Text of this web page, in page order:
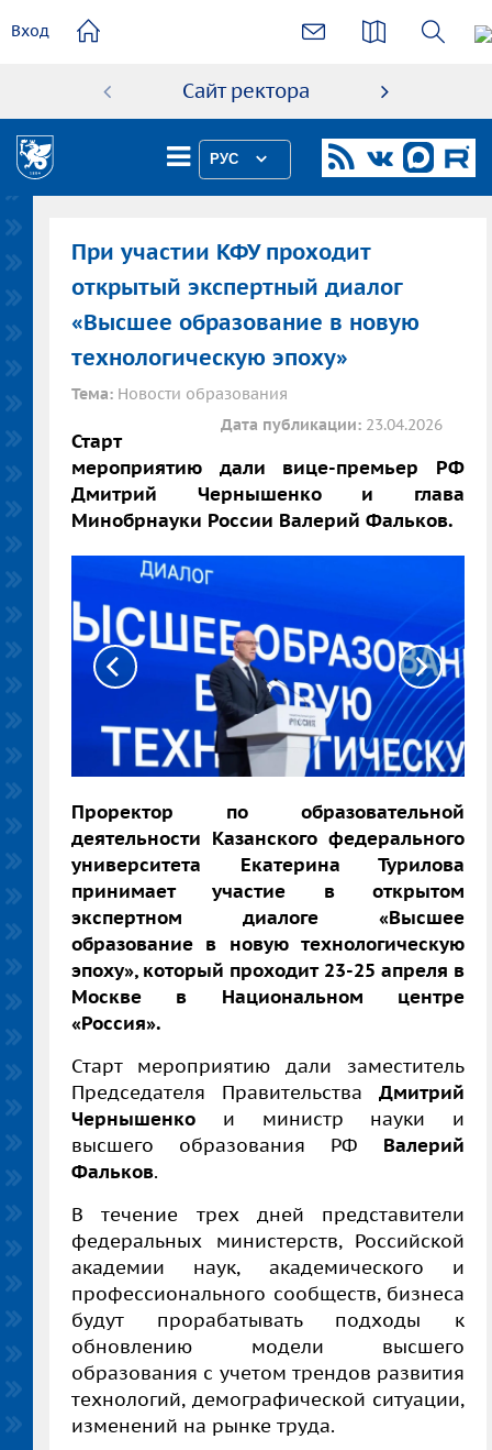
содержанию
Вход
Сайт ректора
РУС
При участии КФУ проходит
открытый экспертный диалог
«Высшее образование в новую
технологическую эпоху»
Тема: Новости образования
Дата публикации: 23.04.2026
Старт
мероприятию дали вице-премьер РФ
Дмитрий Чернышенко и глава
Минобрнауки России Валерий Фальков.
Проректор по образовательной
деятельности Казанского федерального
университета Екатерина Турилова
принимает участие в открытом
экспертном диалоге «Высшее
образование в новую технологическую
эпоху», который проходит 23-25 апреля в
Москве в Национальном центре
«Россия».
Старт мероприятию дали заместитель
Председателя Правительства Дмитрий
Чернышенко и министр науки и
высшего образования РФ Валерий
Фальков.
В течение трех дней представители
федеральных министерств, Российской
академии наук, академического и
профессионального сообществ, бизнеса
будут прорабатывать подходы к
обновлению модели высшего
образования с учетом трендов развития
технологий, демографической ситуации,
изменений на рынке труда.